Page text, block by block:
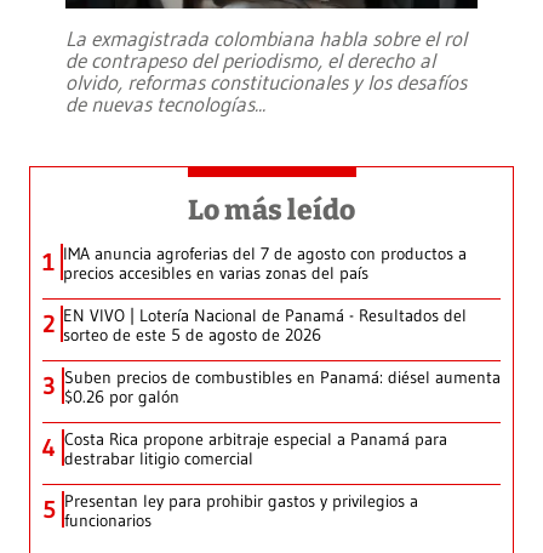
La exmagistrada colombiana habla sobre el rol
de contrapeso del periodismo, el derecho al
olvido, reformas constitucionales y los desafíos
de nuevas tecnologías...
Lo más leído
1 IMA anuncia agroferias del 7 de agosto con productos a
precios accesibles en varias zonas del país
2 EN VIVO | Lotería Nacional de Panamá - Resultados del
sorteo de este 5 de agosto de 2026
3 Suben precios de combustibles en Panamá: diésel aumenta
$0.26 por galón
4 Costa Rica propone arbitraje especial a Panamá para
destrabar litigio comercial
5 Presentan ley para prohibir gastos y privilegios a
funcionarios